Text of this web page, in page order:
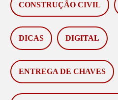
CONSTRUÇÃO CIVIL
DICAS DIGITAL
ENTREGA DE CHAVES